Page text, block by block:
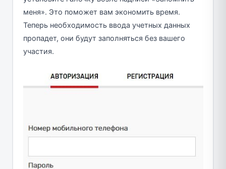
меня». Это поможет вам экономить время.
Теперь необходимость ввода учетных данных
пропадет, они будут заполняться без вашего
участия.